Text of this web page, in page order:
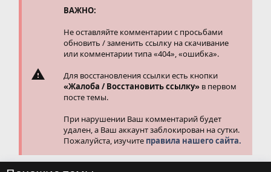
ВАЖНО:
Не оставляйте комментарии с просьбами
обновить / заменить ссылку на скачивание
или комментарии типа «404», «ошибка».
Для восстановления ссылки есть кнопки
«Жалоба / Восстановить ссылку» в первом
посте темы.
При нарушении Ваш комментарий будет
удален, а Ваш аккаунт заблокирован на сутки.
Пожалуйста, изучите правила нашего сайта.